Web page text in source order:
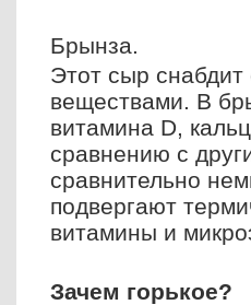
Брынза.
Этот сыр
веществами. В
витамина D,
сравнению с
сравнительно
подвергают
витамины и
Зачем горькое?